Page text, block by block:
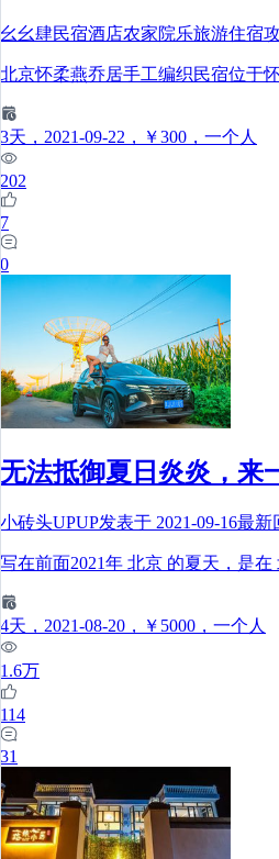
幺幺肆民宿酒店农家院乐旅游住宿
北京怀柔燕乔居手工编织民宿位于
3天 ，2021-09-22 ，￥300 ，一个人
202
7
0
无法抵御夏日炎炎，来
小砖头UPUP发表于 2021-09-16最新
写在前面2021年 北京 的夏天，是
4天 ，2021-08-20 ，￥5000 ，一个人
1.6万
114
31